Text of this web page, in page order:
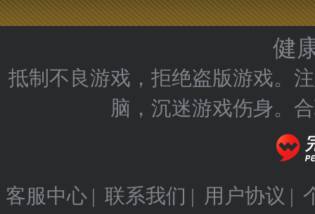
健
抵制不良游戏，拒绝盗版游戏。
脑，沉迷游戏伤身。
客服中心 | 联系我们 | 用户协议 |